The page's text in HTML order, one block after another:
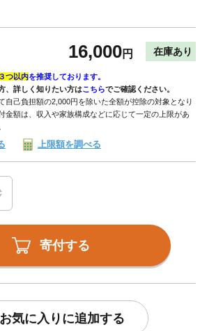
16,000円 在庫あり
つ以内を推奨しております。
、詳しく知りたい方はこちらでご確認ください。
自己負担額の2,000円を除いた全額が控除の対象となり
金額は、収入や家族構成などに応じて一定の上限があ
上限額を調べる
寄付する
お気に入りに追加する